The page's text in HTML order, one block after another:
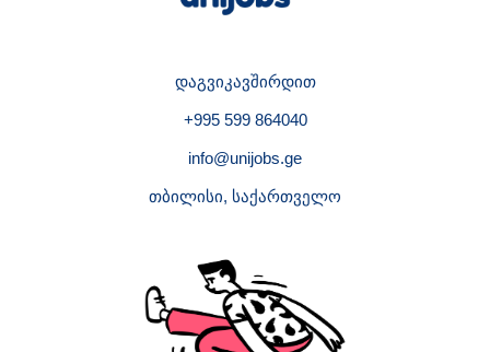
დაგვიკავშირდით
+995 599 864040
info@unijobs.ge
თბილისი, საქართველო